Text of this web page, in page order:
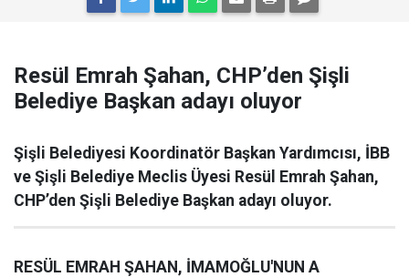
Resül Emrah Şahan, CHP’den Şişli
Belediye Başkan adayı oluyor
Şişli Belediyesi Koordinatör Başkan Yardımcısı, İBB
ve Şişli Belediye Meclis Üyesi Resül Emrah Şahan,
CHP’den Şişli Belediye Başkan adayı oluyor.
RESÜL EMRAH ŞAHAN, İMAMOĞLU'NUN A